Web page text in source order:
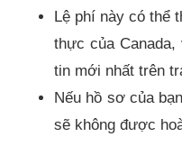
Lệ phí này có thể
thực của
tin mới nhất trên
Nếu hồ sơ của
sẽ không được